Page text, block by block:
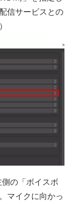
信サービスとの
の「ボイスボ
マイクに向かっ